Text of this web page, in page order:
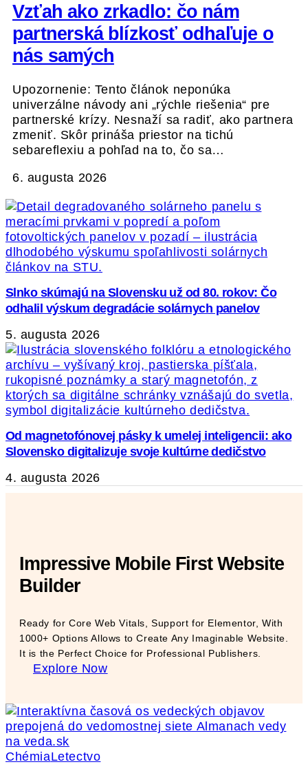
Vzťah ako zrkadlo: čo nám
partnerská blízkosť odhaľuje o
nás samých
Upozornenie: Tento článok neponúka
univerzálne návody ani „rýchle riešenia“ pre
partnerské krízy. Nesnaží sa radiť, ako partnera
zmeniť. Skôr prináša priestor na tichú
sebareflexiu a pohľad na to, čo sa…
6. augusta 2026
Slnko skúmajú na Slovensku už od 80. rokov: Čo
odhalil výskum degradácie solárnych panelov
5. augusta 2026
Od magnetofónovej pásky k umelej inteligencii: ako
Slovensko digitalizuje svoje kultúrne dedičstvo
4. augusta 2026
Impressive Mobile First Website
Builder
Ready for Core Web Vitals, Support for Elementor, With
1000+ Options Allows to Create Any Imaginable Website.
It is the Perfect Choice for Professional Publishers.
Explore Now
ChémiaLetectvo